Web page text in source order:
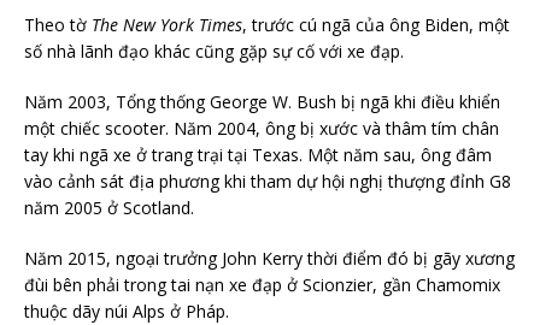
Theo tờ The New York Times, trước cú ngã của ông Biden, một
số nhà lãnh đạo khác cũng gặp sự cố với xe đạp.
Năm 2003, Tổng thống George W. Bush bị ngã khi điều khiển
một chiếc scooter. Năm 2004, ông bị xước và thâm tím chân
tay khi ngã xe ở trang trại tại Texas. Một năm sau, ông đâm
vào cảnh sát địa phương khi tham dự hội nghị thượng đỉnh G8
năm 2005 ở Scotland.
Năm 2015, ngoại trưởng John Kerry thời điểm đó bị gãy xương
đùi bên phải trong tai nạn xe đạp ở Scionzier, gần Chamomix
thuộc dãy núi Alps ở Pháp.